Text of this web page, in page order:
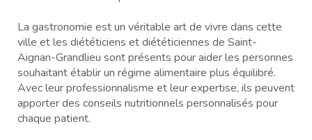
La gastronomie est un véritable art de vivre dans cette
ville et les diététiciens et diététiciennes de Saint-
Aignan-Grandlieu sont présents pour aider les personnes
souhaitant établir un régime alimentaire plus équilibré.
Avec leur professionnalisme et leur expertise, ils peuvent
apporter des conseils nutritionnels personnalisés pour
chaque patient.